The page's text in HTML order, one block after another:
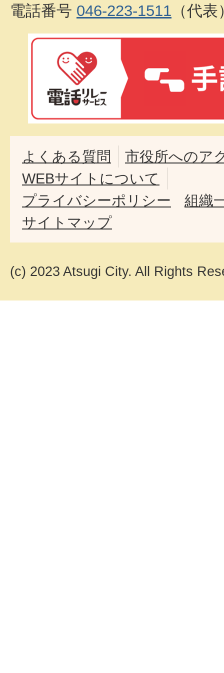
電話番号 046-223-1511 （代表
よくある質問
市役所へのア
WEBサイトについて
プライバシーポリシー
組織
サイトマップ
(c) 2023 Atsugi City. All Rights